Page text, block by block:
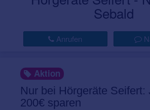
Sebald
Anrufen
Aktion
Nur bei Hörgeräte Seifert:
200€ sparen